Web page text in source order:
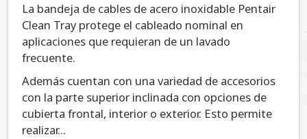
La bandeja de cables de acero inoxidable Pentair
Clean Tray protege el cableado nominal en
aplicaciones que requieran de un lavado
frecuente.
Además cuentan con una variedad de accesorios
con la parte superior inclinada con opciones de
cubierta frontal, interior o exterior. Esto permite
realizar...